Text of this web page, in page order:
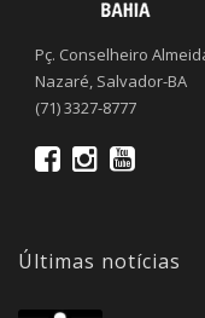
Pç. Conselheiro
Nazaré, Salvador-BA
(71) 3327-8777
Últimas notícias